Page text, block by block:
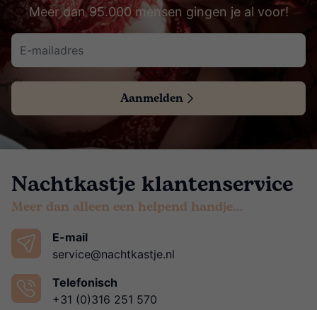
Meer dan 95.000 mensen gingen je al voor!
Aanmelden
Nachtkastje klantenservice
Meer dan alleen een helpend handje…
E-mail
service@nachtkastje.nl
Telefonisch
+31 (0)316 251 570